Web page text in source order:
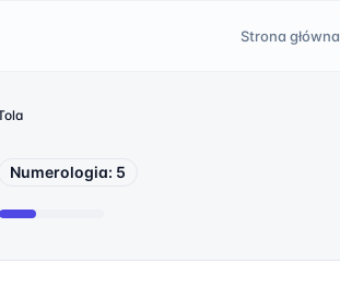
Strona główna
Numerologia: 5